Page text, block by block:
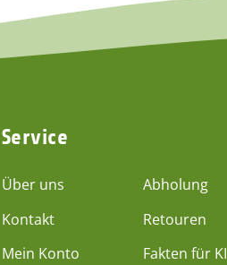
Service
Über uns
Kontakt
Mein Konto
Abholung
Retouren
Fakten für KI